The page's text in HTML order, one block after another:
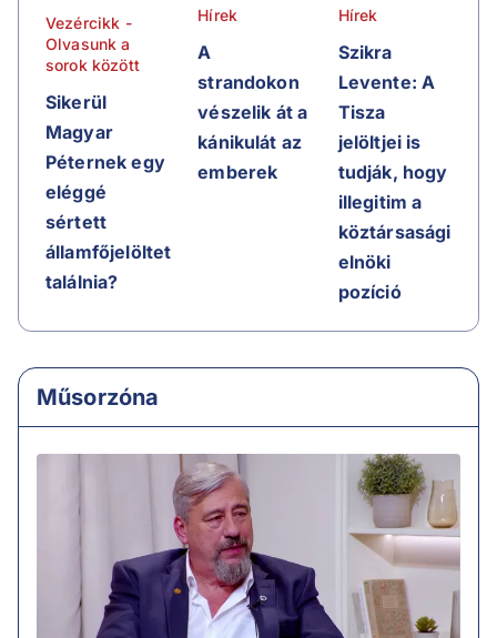
Vezércikk -
Olvasunk a
sorok között
Sikerül
Magyar
Péternek egy
eléggé
sértett
államfőjelöltet
találnia?
Hírek
A
strandokon
vészelik át a
kánikulát az
emberek
Hírek
Szikra
Levente: A
Tisza
jelöltjei is
tudják, hogy
illegitim a
köztársasági
elnöki
pozíció
Műsorzóna